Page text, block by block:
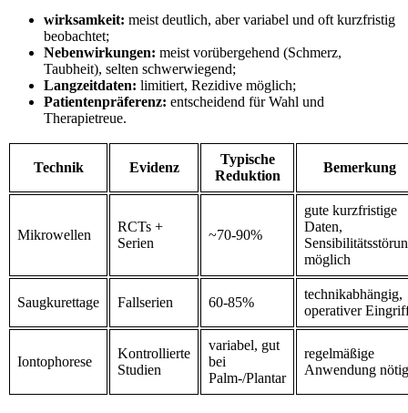
wirksamkeit: meist deutlich, aber variabel und oft ‍kurzfristig
beobachtet;
Nebenwirkungen: meist‍ vorübergehend (Schmerz,
Taubheit), selten schwerwiegend;
Langzeitdaten: limitiert, Rezidive möglich;
Patientenpräferenz: entscheidend für Wahl und
Therapietreue.
Technik Evidenz
Typische
Reduktion
Bemerkung
Mikrowellen
RCTs +
Serien
~70-90%
gute kurzfristige
Daten,
möglich
Saugkurettage Fallserien 60-85%
technikabhängig,
operativer
Iontophorese
Kontrollierte
Studien
variabel, gut
‍bei
Palm-/Plantar
regelmäßige
Anwendung nötig